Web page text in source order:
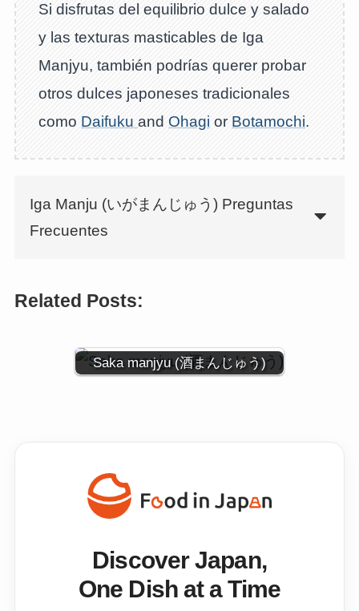
Si disfrutas del equilibrio dulce y salado
y las texturas masticables de Iga
Manjyu, también podrías querer probar
otros dulces japoneses tradicionales
como Daifukuand Ohagi or Botamochi.
Iga Manju (いがまんじゅう) Preguntas
Frecuentes
Related Posts:
Saka manjyu (酒まんじゅう)
Discover Japan,
One Dish at a Time